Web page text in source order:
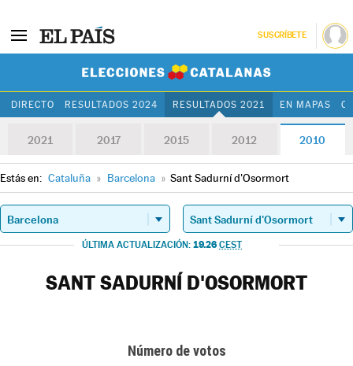
SUSCRÍBETE
DIRECTO RESULTADOS 2024 RESULTADOS 2021 EN MAPAS
2021 2017 2015 2012 2010
Estás en: Cataluña » Barcelona » Sant Sadurní d'Osormort
ÚLTIMA ACTUALIZACIÓN: 19.26 CEST
SANT SADURNÍ D'OSORMORT
Número de votos